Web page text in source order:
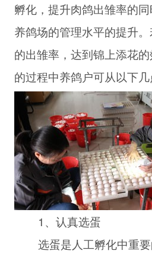
孵化，提升肉鸽出雏率的
养鸽场的管理水平的提升
的出雏率，达到锦上添花
的过程中养鸽户可从以下几
1、认真选蛋
选蛋是人工孵化中重要